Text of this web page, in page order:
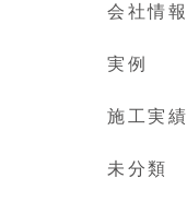
会社情報
実例
施工実績
未分類